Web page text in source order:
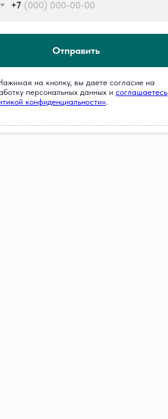
+7
Отправить
на кнопку, вы даете согласие на
персональных данных и соглашаетесь
конфиденциальности».